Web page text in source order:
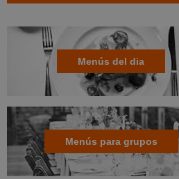
Menús del dia
Menús para grupos